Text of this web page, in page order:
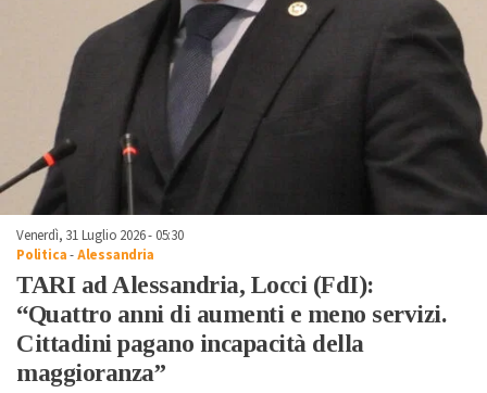
Venerdì, 31 Luglio 2026 - 05:30
Politica-Alessandria
TARI ad Alessandria, Locci (FdI):
“Quattro anni di aumenti e meno servizi.
Cittadini pagano incapacità della
maggioranza”